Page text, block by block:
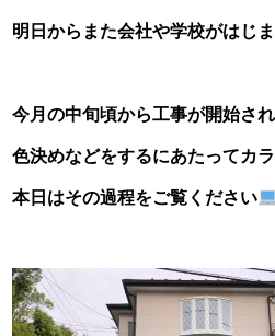
明日からまた会社や学校がはじ
今月の中旬頃から工事が開始さ
色決めなどをするにあたってカ
本日はその過程をご覧ください